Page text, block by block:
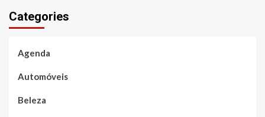
Categories
Agenda
Automóveis
Beleza